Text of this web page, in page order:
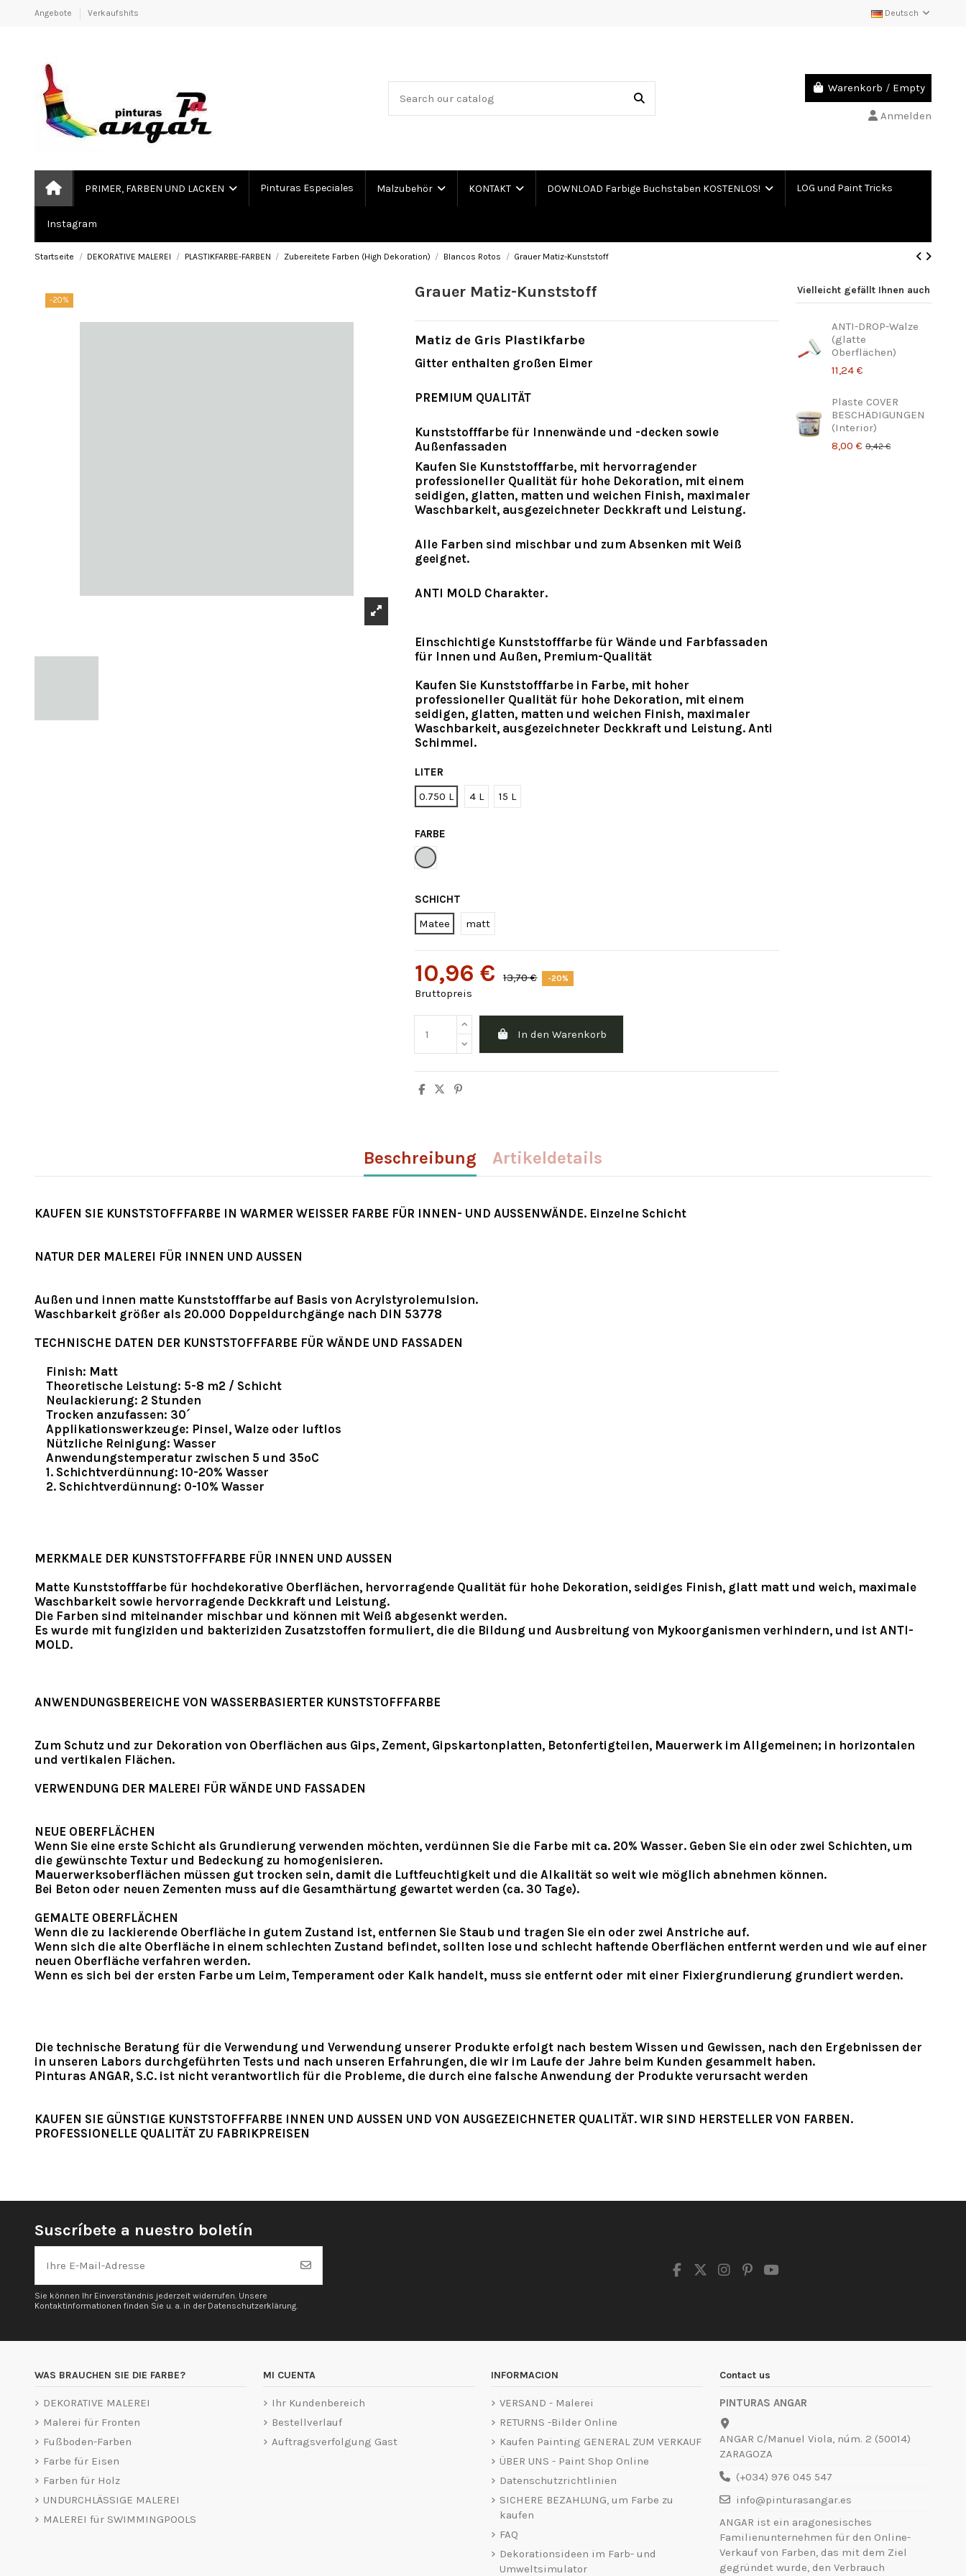
Angebote Verkaufshits Deutsch
Warenkorb / Empty
Anmelden
PRIMER, FARBEN UND LACKEN Pinturas Especiales Malzubehör KONTAKT DOWNLOAD Farbige Buchstaben KOSTENLOS! LOG und Paint Tricks
Instagram
Startseite DEKORATIVE MALEREI PLASTIKFARBE-FARBEN Zubereitete Farben (High Dekoration) Blancos Rotos Grauer Matiz-Kunststoff
-20% Grauer Matiz-Kunststoff
Matiz de Gris Plastikfarbe
Gitter enthalten großen Eimer
PREMIUM QUALITÄT
Kunststofffarbe für Innenwände und -decken sowie
Außenfassaden
Kaufen Sie Kunststofffarbe, mit hervorragender
professioneller Qualität für hohe Dekoration, mit einem
seidigen, glatten, matten und weichen Finish, maximaler
Waschbarkeit, ausgezeichneter Deckkraft und Leistung.
Alle Farben sind mischbar und zum Absenken mit Weiß
geeignet.
ANTI MOLD Charakter.
Einschichtige Kunststofffarbe für Wände und Farbfassaden
für Innen und Außen, Premium-Qualität
Kaufen Sie Kunststofffarbe in Farbe, mit hoher
professioneller Qualität für hohe Dekoration, mit einem
seidigen, glatten, matten und weichen Finish, maximaler
Waschbarkeit, ausgezeichneter Deckkraft und Leistung. Anti
Schimmel.
LITER
0.750 L
4 L 15 L
FARBE
Grauton
SCHICHT
Matee
matt
10,96 € 13,70 € -20%
Bruttopreis
In den Warenkorb
Vielleicht gefällt Ihnen auch
ANTI-DROP-Walze
(glatte
Oberflächen)
11,24 €
Plaste COVER
BESCHÄDIGUNGEN
(Interior)
8,00 € 9,42 €
Beschreibung Artikeldetails
KAUFEN SIE KUNSTSTOFFFARBE IN WARMER WEISSER FARBE FÜR INNEN- UND AUSSENWÄNDE. Einzelne Schicht
NATUR DER MALEREI FÜR INNEN UND AUSSEN
Außen und innen matte Kunststofffarbe auf Basis von Acrylstyrolemulsion.
Waschbarkeit größer als 20.000 Doppeldurchgänge nach DIN 53778
TECHNISCHE DATEN DER KUNSTSTOFFFARBE FÜR WÄNDE UND FASSADEN
Finish: Matt
Theoretische Leistung: 5-8 m2 / Schicht
Neulackierung: 2 Stunden
Trocken anzufassen: 30´
Applikationswerkzeuge: Pinsel, Walze oder luftlos
Nützliche Reinigung: Wasser
Anwendungstemperatur zwischen 5 und 35ºC
1. Schichtverdünnung: 10-20% Wasser
2. Schichtverdünnung: 0-10% Wasser
MERKMALE DER KUNSTSTOFFFARBE FÜR INNEN UND AUSSEN
Matte Kunststofffarbe für hochdekorative Oberflächen, hervorragende Qualität für hohe Dekoration, seidiges Finish, glatt matt und weich, maximale
Waschbarkeit sowie hervorragende Deckkraft und Leistung.
Die Farben sind miteinander mischbar und können mit Weiß abgesenkt werden.
Es wurde mit fungiziden und bakteriziden Zusatzstoffen formuliert, die die Bildung und Ausbreitung von Mykoorganismen verhindern, und ist ANTI-
MOLD.
ANWENDUNGSBEREICHE VON WASSERBASIERTER KUNSTSTOFFFARBE
Zum Schutz und zur Dekoration von Oberflächen aus Gips, Zement, Gipskartonplatten, Betonfertigteilen, Mauerwerk im Allgemeinen; in horizontalen
und vertikalen Flächen.
VERWENDUNG DER MALEREI FÜR WÄNDE UND FASSADEN
NEUE OBERFLÄCHEN
Wenn Sie eine erste Schicht als Grundierung verwenden möchten, verdünnen Sie die Farbe mit ca. 20% Wasser. Geben Sie ein oder zwei Schichten, um
die gewünschte Textur und Bedeckung zu homogenisieren.
Mauerwerksoberflächen müssen gut trocken sein, damit die Luftfeuchtigkeit und die Alkalität so weit wie möglich abnehmen können.
Bei Beton oder neuen Zementen muss auf die Gesamthärtung gewartet werden (ca. 30 Tage).
GEMALTE OBERFLÄCHEN
Wenn die zu lackierende Oberfläche in gutem Zustand ist, entfernen Sie Staub und tragen Sie ein oder zwei Anstriche auf.
Wenn sich die alte Oberfläche in einem schlechten Zustand befindet, sollten lose und schlecht haftende Oberflächen entfernt werden und wie auf einer
neuen Oberfläche verfahren werden.
Wenn es sich bei der ersten Farbe um Leim, Temperament oder Kalk handelt, muss sie entfernt oder mit einer Fixiergrundierung grundiert werden.
Die technische Beratung für die Verwendung und Verwendung unserer Produkte erfolgt nach bestem Wissen und Gewissen, nach den Ergebnissen der
in unseren Labors durchgeführten Tests und nach unseren Erfahrungen, die wir im Laufe der Jahre beim Kunden gesammelt haben.
Pinturas ANGAR, S.C. ist nicht verantwortlich für die Probleme, die durch eine falsche Anwendung der Produkte verursacht werden
KAUFEN SIE GÜNSTIGE KUNSTSTOFFFARBE INNEN UND AUSSEN UND VON AUSGEZEICHNETER QUALITÄT. WIR SIND HERSTELLER VON FARBEN.
PROFESSIONELLE QUALITÄT ZU FABRIKPREISEN
Suscríbete a nuestro boletín
Sie können Ihr Einverständnis jederzeit widerrufen. Unsere
Kontaktinformationen finden Sie u. a. in der Datenschutzerklärung.
WAS BRAUCHEN SIE DIE FARBE?
DEKORATIVE MALEREI
Malerei für Fronten
Fußboden-Farben
Farbe für Eisen
Farben für Holz
UNDURCHLÄSSIGE MALEREI
MALEREI für SWIMMINGPOOLS
MI CUENTA
Ihr Kundenbereich
Bestellverlauf
Auftragsverfolgung Gast
INFORMACION
VERSAND - Malerei
RETURNS -Bilder Online
Kaufen Painting GENERAL ZUM VERKAUF
ÜBER UNS - Paint Shop Online
Datenschutzrichtlinien
SICHERE BEZAHLUNG, um Farbe zu
kaufen
FAQ
Dekorationsideen im Farb- und
Umweltsimulator
Contact us
PINTURAS ANGAR
ANGAR C/Manuel Viola, núm. 2 (50014)
ZARAGOZA
(+034) 976 045 547
info@pinturasangar.es
ANGAR ist ein aragonesisches
Familienunternehmen für den Online-
Verkauf von Farben, das mit dem Ziel
gegründet wurde, den Verbrauch